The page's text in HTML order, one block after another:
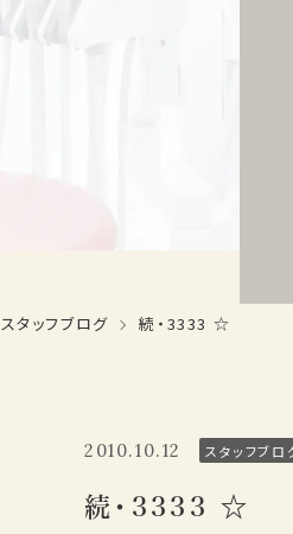
スタッフブログ 続・3333 ☆
2010.10.12 スタッフブロ
続・3333 ☆